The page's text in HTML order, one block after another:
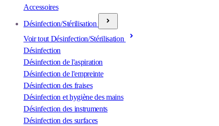
Accessoires
Désinfection/Stérilisation
Voir tout Désinfection/Stérilisation
Désinfection
Désinfection de l'aspiration
Désinfection de l'empreinte
Désinfection des fraises
Désinfection et hygiène des mains
Désinfection des instruments
Désinfection des surfaces